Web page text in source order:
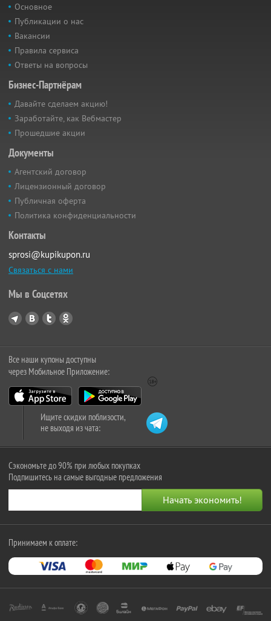
Основное
Публикации о нас
Вакансии
Правила сервиса
Ответы на вопросы
Бизнес-Партнёрам
Давайте сделаем акцию!
Заработайте, как Вебмастер
Прошедшие акции
Документы
Агентский договор
Лицензионный договор
Публичная оферта
Политика конфиденциальности
Контакты
sprosi@kupikupon.ru
Связаться с нами
Мы в Соцсетях
Все наши купоны доступны
через Мобильное Приложение:
Ищите скидки поблизости,
не выходя из чата:
Сэкономьте до 90% при любых покупках
Подпишитесь на самые выгодные предложения
Принимаем к оплате: